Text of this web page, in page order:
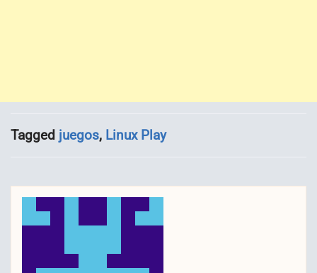
Tagged juegos, Linux Play